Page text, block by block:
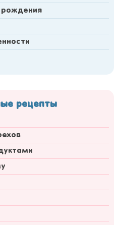
рождения
рецепты